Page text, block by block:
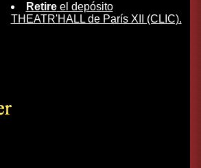
Retireel depósito
THEATR'HALL de París XII (CLIC).